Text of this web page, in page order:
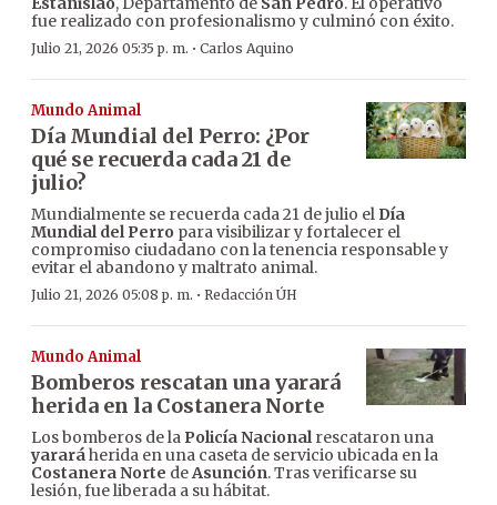
fue realizado con profesionalismo y culminó con éxito.
Julio 21, 2026 05:35 p. m. · Carlos Aquino
Mundo Animal
Día Mundial del Perro: ¿Por
qué se recuerda cada 21 de
julio?
Mundialmente se recuerda cada 21 de julio el Día
Mundial del Perro para visibilizar y fortalecer el
compromiso ciudadano con la tenencia responsable y
evitar el abandono y maltrato animal.
Julio 21, 2026 05:08 p. m. · Redacción ÚH
Mundo Animal
Bomberos rescatan una yarará
herida en la Costanera Norte
Los bomberos de la Policía Nacionalrescataron una
yararáherida en una caseta de servicio ubicada en la
Costanera Norte deAsunción. Tras verificarse su
lesión, fue liberada a su hábitat.